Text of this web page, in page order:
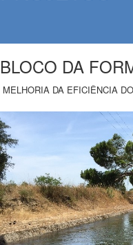
PROJETOS
BLOCO DA
MELHORIA DA EFICIÊNCIA